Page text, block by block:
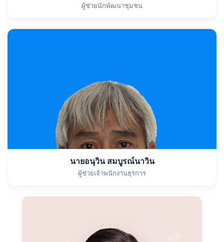
ผู้ช่วยนักพัฒนาชุมชน
นายอนุวิน สมบูรณ์นาวิน
ผู้ช่วยเจ้าพนักงานธุรการ